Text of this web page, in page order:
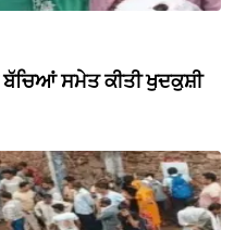
ਸਮੇਤ ਕੀਤੀ ਖੁਦਕੁਸ਼ੀ